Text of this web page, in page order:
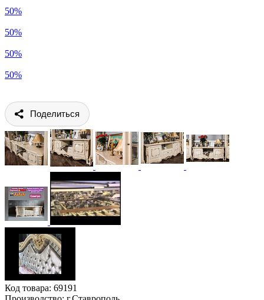
50%
50%
50%
50%
Поделиться
Код товара: 69191